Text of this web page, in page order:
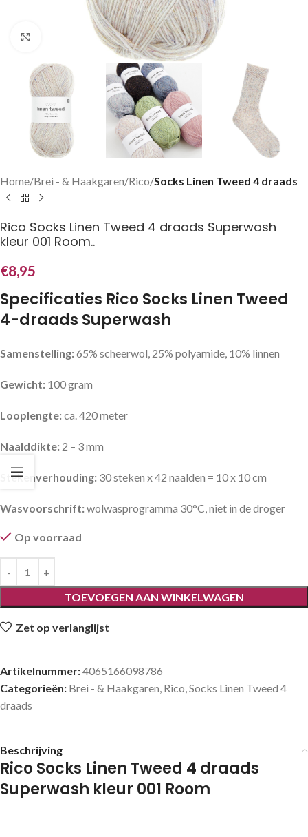
Klik om te vergroten
Home Brei - & Haakgaren Rico Socks Linen Tweed 4 draads
Rico Socks Linen Tweed 4 draads Superwash
kleur 001 Room..
€8,95
Specificaties Rico Socks Linen Tweed
4-draads Superwash
Samenstelling:65% scheerwol, 25% polyamide, 10% linnen
Gewicht: 100 gram
Looplengte:ca. 420 meter
Naalddikte: 2 – 3 mm
Stekenverhouding: 30 steken x 42 naalden = 10 x 10 cm
Wasvoorschrift:wolwasprogramma 30°C, niet in de droger
Op voorraad
TOEVOEGEN AAN WINKELWAGEN
Zet op verlanglijst
Artikelnummer:4065166098786
Categorieën: Brei - & Haakgaren, Rico,Socks Linen Tweed 4
draads
Beschrijving
Rico Socks Linen Tweed 4 draads
Superwash kleur 001 Room